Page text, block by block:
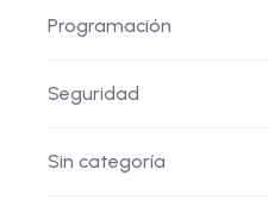
Programación
Seguridad
Sin categoría